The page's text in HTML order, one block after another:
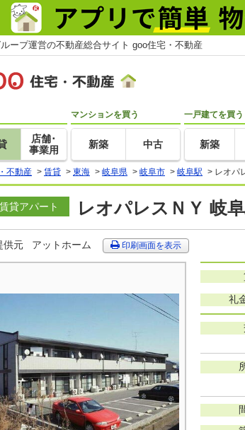
ープ運営の不動産総合サイト goo住宅・不動産
店舗･
事業用
マンションを買う
新築 中古
一戸建てを買う
新築
不動産 > 賃貸 > 東海 > 岐阜県 > 岐阜市 > 岐阜駅 > レオパ
賃貸アパート レオパレスＮＹ 岐
供元 アットホーム 印刷画面を表示
礼